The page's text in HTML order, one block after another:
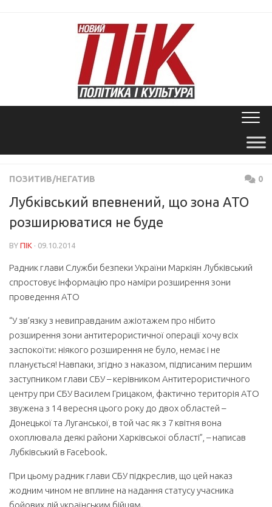
ПОЗИТИВ/НЕГАТИВ 0
Лубківський впевнений, що зона АТО
розширюватися не буде
BY ПІК · 09.10.2014
Радник глави Служби безпеки України Маркіян Лубківський
спростовує інформацію про наміри розширення зони
проведення АТО
“У зв’язку з невиправданим ажіотажем про нібито
розширення зони антитерористичної операції хочу всіх
заспокоїти: ніякого розширення не було, немає і не
планується! Навпаки, згідно з наказом, підписаним першим
заступником глави СБУ – керівником Антитерористичного
центру при СБУ Василем Грицаком, фактично територія АТО
звужена з 14 вересня цього року до двох областей –
Донецької та Луганської, в той час як з 7 квітня вона
охоплювала деякі райони Харківської області”, – написав
Лубківський в Facebook.
При цьому радник глави СБУ підкреслив, що цей наказ
жодним чином не вплине на надання статусу учасника
бойових дій українським бійцям.